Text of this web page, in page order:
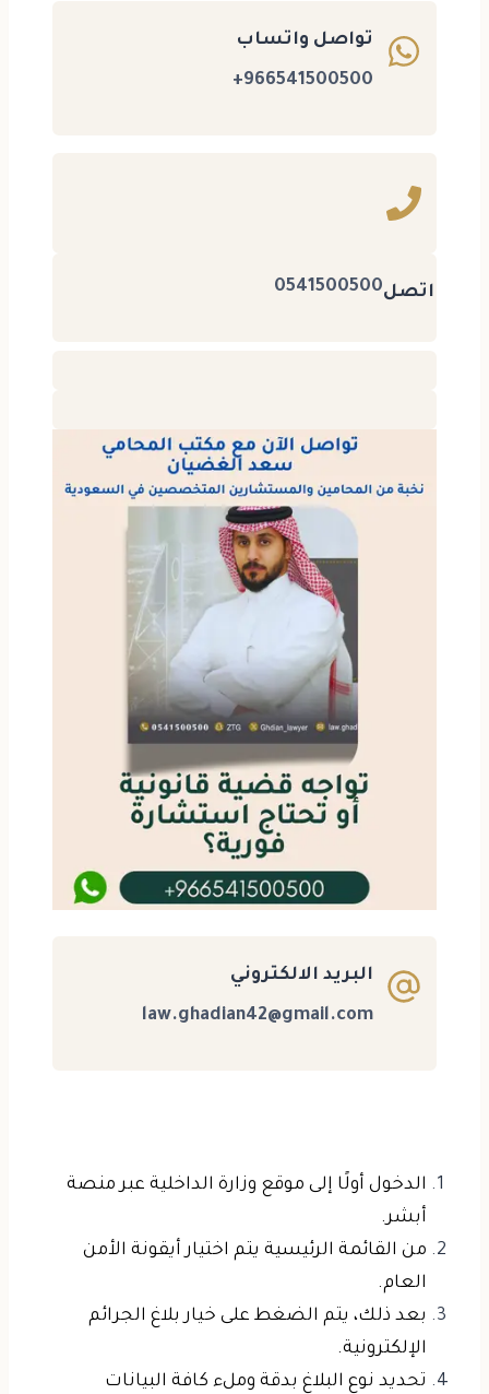
تواصل واتساب
966541500500+
اتصل0541500500
البريد الالكتروني
law.ghadian42@gmail.com
الدخول أولًا إلى موقع وزارة الداخلية عبر منصة
أبشر.
من القائمة الرئيسية يتم اختيار أيقونة الأمن
العام.
بعد ذلك، يتم الضغط على خيار بلاغ الجرائم
الإلكترونية.
تحديد نوع البلاغ بدقة وملء كافة البيانات